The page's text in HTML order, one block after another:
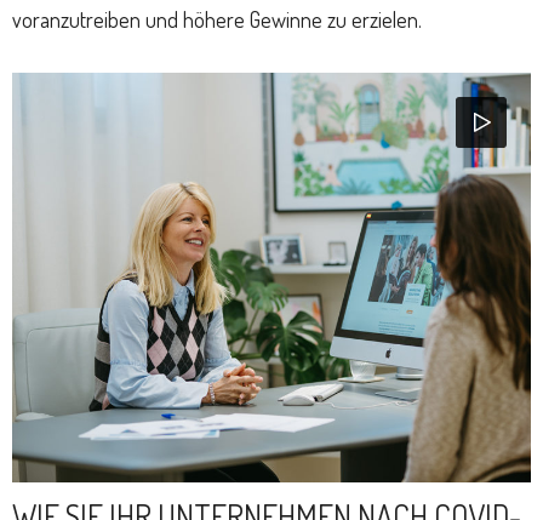
voranzutreiben und höhere Gewinne zu erzielen.